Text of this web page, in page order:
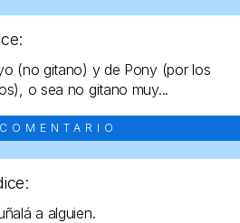
(no gitano) y de Pony (por los
o sea no gitano muy...
a alguien.